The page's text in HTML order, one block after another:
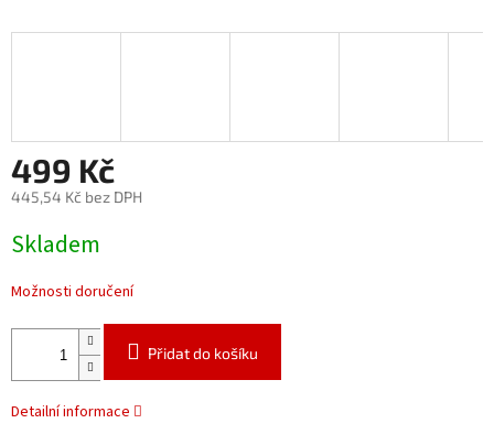
499 Kč
445,54 Kč bez DPH
cena:
Skladem
Možnosti doručení
Přidat do košíku
Detailní informace